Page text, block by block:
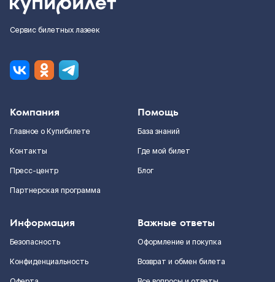
Сервис билетных лазеек
Компания
Главное о Купибилете
Контакты
Пресс-центр
Партнерская программа
Помощь
База знаний
Где мой билет
Блог
Информация
Безопасность
Конфиденциальность
Важные ответы
Оформление и покупка
Возврат и обмен билета